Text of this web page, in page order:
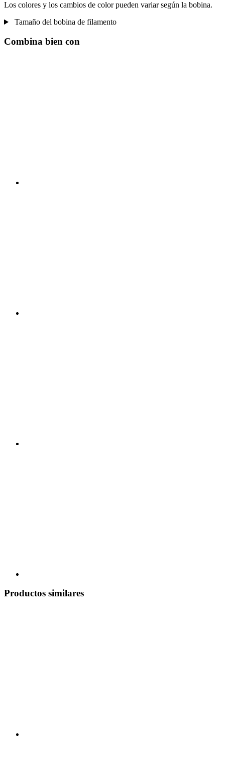
Los colores y los cambios de color pueden variar según la bobina.
Tamaño del bobina de filamento
Combina bien con
Productos similares